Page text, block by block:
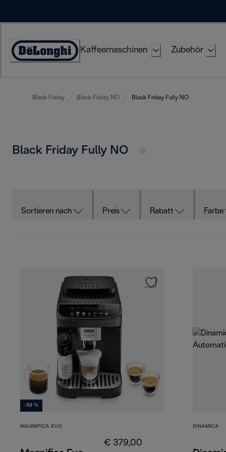
Erklärung
Kaffeemaschinen Zubehör
Black Friday Black Friday NO Black Friday Fully NO
Black Friday Fully NO
Sortieren nach Preis Rabatt Farbe
-33 %
MAGNIFICA EVO
€ 379,00
DINAMICA